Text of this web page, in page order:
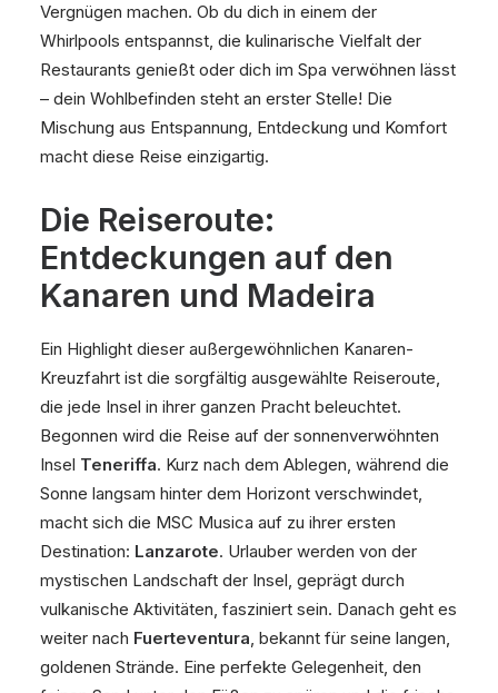
Vergnügen machen. Ob du dich in einem der
Whirlpools entspannst, die kulinarische Vielfalt der
Restaurants genießt oder dich im Spa verwöhnen lässt
– dein Wohlbefinden steht an erster Stelle! Die
Mischung aus Entspannung, Entdeckung und Komfort
macht diese Reise einzigartig.
Die Reiseroute:
Entdeckungen auf den
Kanaren und Madeira
Ein Highlight dieser außergewöhnlichen Kanaren-
Kreuzfahrt ist die sorgfältig ausgewählte Reiseroute,
die jede Insel in ihrer ganzen Pracht beleuchtet.
Begonnen wird die Reise auf der sonnenverwöhnten
Insel Teneriffa. Kurz nach dem Ablegen, während die
Sonne langsam hinter dem Horizont verschwindet,
macht sich die MSC Musica auf zu ihrer ersten
Destination: Lanzarote. Urlauber werden von der
mystischen Landschaft der Insel, geprägt durch
vulkanische Aktivitäten, fasziniert sein. Danach geht es
weiter nach Fuerteventura, bekannt für seine langen,
goldenen Strände. Eine perfekte Gelegenheit, den